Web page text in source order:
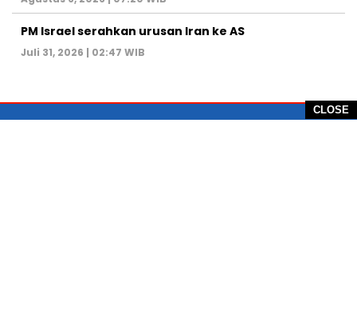
CLOSE
PM Israel serahkan urusan Iran ke AS
Juli 31, 2026 | 02:47 WIB